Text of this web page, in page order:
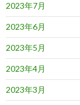
2023年7月
2023年6月
2023年5月
2023年4月
2023年3月